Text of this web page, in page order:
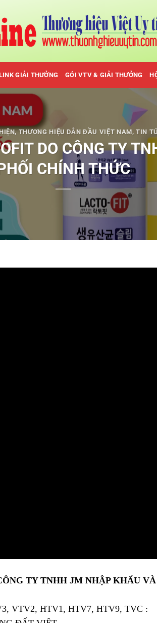
GIẢI THƯỞNG GÓI VTV & GIẢI THƯỞNG
,THƯƠNG HIỆU DẪN ĐẦU VIỆT NAM,TIN
DO CÔNG TY
CHÍNH THỨC
TY TNHH JM NHẬP KHẨU
VTV2, HTV1, HTV7, HTV9, TVC :